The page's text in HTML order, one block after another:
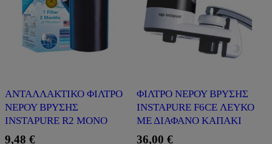
ΑΝΤΑΛΛΑΚΤΙΚΟ ΦΙΛΤΡΟ
ΝΕΡΟΥ ΒΡΥΣΗΣ
INSTAPURE R2 ΜΟΝΟ
9,48 €
ΦΙΛΤΡΟ ΝΕΡΟΥ ΒΡΥΣΗΣ
INSTAPURE F6CE ΛΕΥΚΟ
ΜΕ ΔΙΑΦΑΝΟ ΚΑΠΑΚΙ
36,00 €